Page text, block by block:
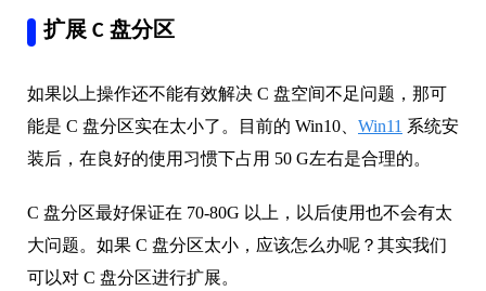
扩展 C 盘分区
如果以上操作还不能有效解决 C 盘空间不足问题，那可
能是 C 盘分区实在太小了。目前的 Win10、 Win11 系统安
装后，在良好的使用习惯下占用 50 G左右是合理的。
C 盘分区最好保证在 70-80G 以上，以后使用也不会有太
大问题。如果 C 盘分区太小，应该怎么办呢？其实我们
可以对 C 盘分区进行扩展。